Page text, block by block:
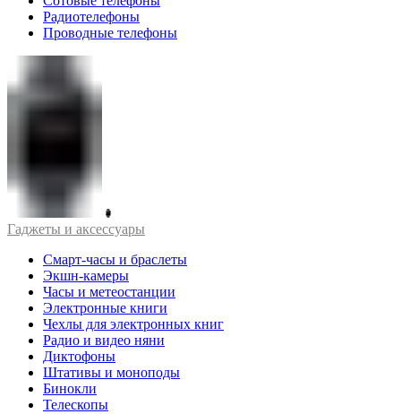
Радиотелефоны
Проводные телефоны
Гаджеты и аксессуары
Смарт-часы и браслеты
Экшн-камеры
Часы и метеостанции
Электронные книги
Чехлы для электронных книг
Радио и видео няни
Диктофоны
Штативы и моноподы
Бинокли
Телескопы